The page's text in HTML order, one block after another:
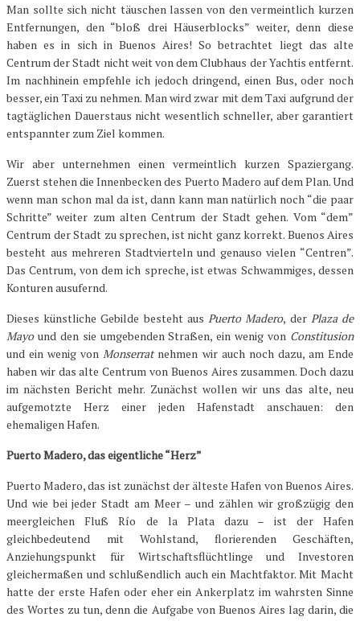
Man sollte sich nicht täuschen lassen von den vermeintlich kurzen
Entfernungen, den “bloß drei Häuserblocks” weiter, denn diese
haben es in sich in Buenos Aires! So betrachtet liegt das alte
Centrum der Stadt nicht weit von dem Clubhaus der Yachtis entfernt.
Im nachhinein empfehle ich jedoch dringend, einen Bus, oder noch
besser, ein Taxi zu nehmen. Man wird zwar mit dem Taxi aufgrund der
tagtäglichen Dauerstaus nicht wesentlich schneller, aber garantiert
entspannter zum Ziel kommen.
Wir aber unternehmen einen vermeintlich kurzen Spaziergang.
Zuerst stehen die Innenbecken des Puerto Madero auf dem Plan. Und
wenn man schon mal da ist, dann kann man natürlich noch “die paar
Schritte” weiter zum alten Centrum der Stadt gehen. Vom “dem”
Centrum der Stadt zu sprechen, ist nicht ganz korrekt. Buenos Aires
besteht aus mehreren Stadtvierteln und genauso vielen “Centren”.
Das Centrum, von dem ich spreche, ist etwas Schwammiges, dessen
Konturen ausufernd.
Dieses künstliche Gebilde besteht ausPuerto Madero, der Plaza de
Mayound den sie umgebenden Straßen, ein wenig von Constitusion
und ein wenig vonMonserratnehmen wir auch noch dazu, am Ende
haben wir das alte Centrum von Buenos Aires zusammen. Doch dazu
im nächsten Bericht mehr. Zunächst wollen wir uns das alte, neu
aufgemotzte Herz einer jeden Hafenstadt anschauen: den
ehemaligen Hafen.
Puerto Madero, das eigentliche “Herz”
Puerto Madero, das ist zunächst der älteste Hafen von Buenos Aires.
Und wie bei jeder Stadt am Meer – und zählen wir großzügig den
meergleichen Fluß Río de la Plata dazu – ist der Hafen
gleichbedeutend mit Wohlstand, florierenden Geschäften,
Anziehungspunkt für Wirtschaftsflüchtlinge und Investoren
gleichermaßen und schlußendlich auch ein Machtfaktor. Mit Macht
hatte der erste Hafen oder eher ein Ankerplatz im wahrsten Sinne
des Wortes zu tun, denn die Aufgabe von Buenos Aires lag darin, die